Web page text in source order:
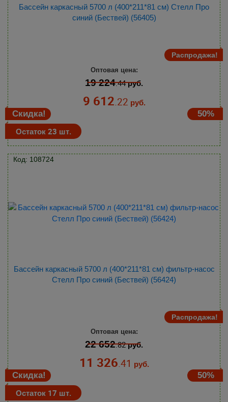
Бассейн каркасный 5700 л (400*211*81 см) Стелл Про
синий (Бествей) (56405)
Распродажа!
Оптовая цена:
19 224.44руб.
9 612.22 руб.
50%
Скидка!
Остаток 23 шт.
Код: 108724
Бассейн каркасный 5700 л (400*211*81 см) фильтр-насос
Стелл Про синий (Бествей) (56424)
Распродажа!
Оптовая цена:
22 652.82руб.
11 326.41 руб.
50%
Скидка!
Остаток 17 шт.